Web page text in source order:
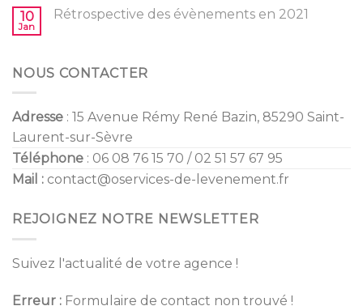
Mariage
2022
10
Jan
Rétrospective des évènements en 2021
NOUS CONTACTER
Adresse : 15 Avenue Rémy René Bazin, 85290 Saint-
Laurent-sur-Sèvre
Téléphone : 06 08 76 15 70 / 02 51 57 67 95
Mail : contact@oservices-de-levenement.fr
REJOIGNEZ NOTRE NEWSLETTER
Suivez l'actualité de votre agence !
Erreur : Formulaire de contact non trouvé !